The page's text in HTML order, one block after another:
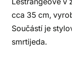
cca 35 cm,
Součástí je
smrtijeda.